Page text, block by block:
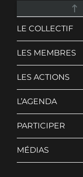
LE COLLECTIF
LES MEMBRES
LES ACTIONS
L’AGENDA
PARTICIPER
MÉDIAS